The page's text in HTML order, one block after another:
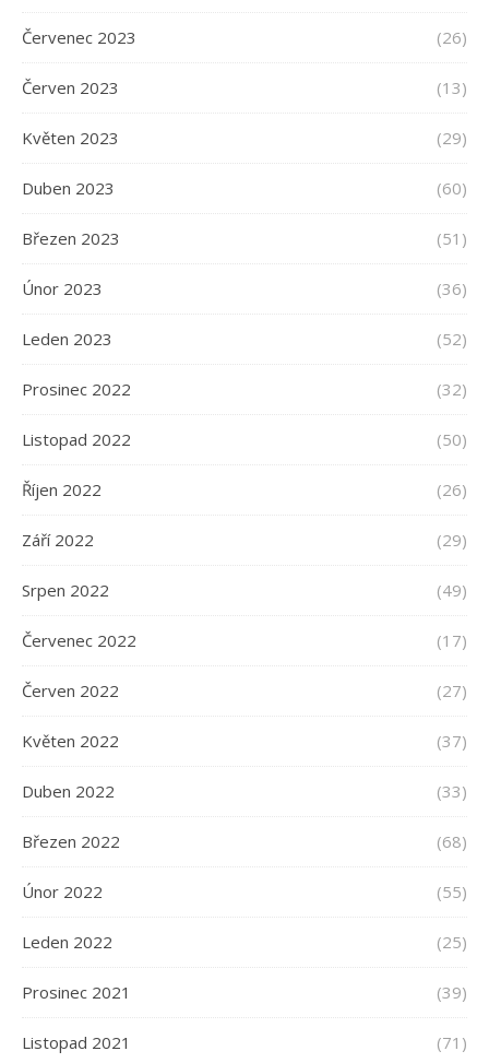
Červenec 2023 (26)
Červen 2023 (13)
Květen 2023 (29)
Duben 2023 (60)
Březen 2023 (51)
Únor 2023 (36)
Leden 2023 (52)
Prosinec 2022 (32)
Listopad 2022 (50)
Říjen 2022 (26)
Září 2022 (29)
Srpen 2022 (49)
Červenec 2022 (17)
Červen 2022 (27)
Květen 2022 (37)
Duben 2022 (33)
Březen 2022 (68)
Únor 2022 (55)
Leden 2022 (25)
Prosinec 2021 (39)
Listopad 2021 (71)